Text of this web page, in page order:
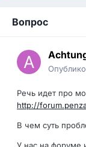
Вопрос
Речь идет про
http://
В чем суть